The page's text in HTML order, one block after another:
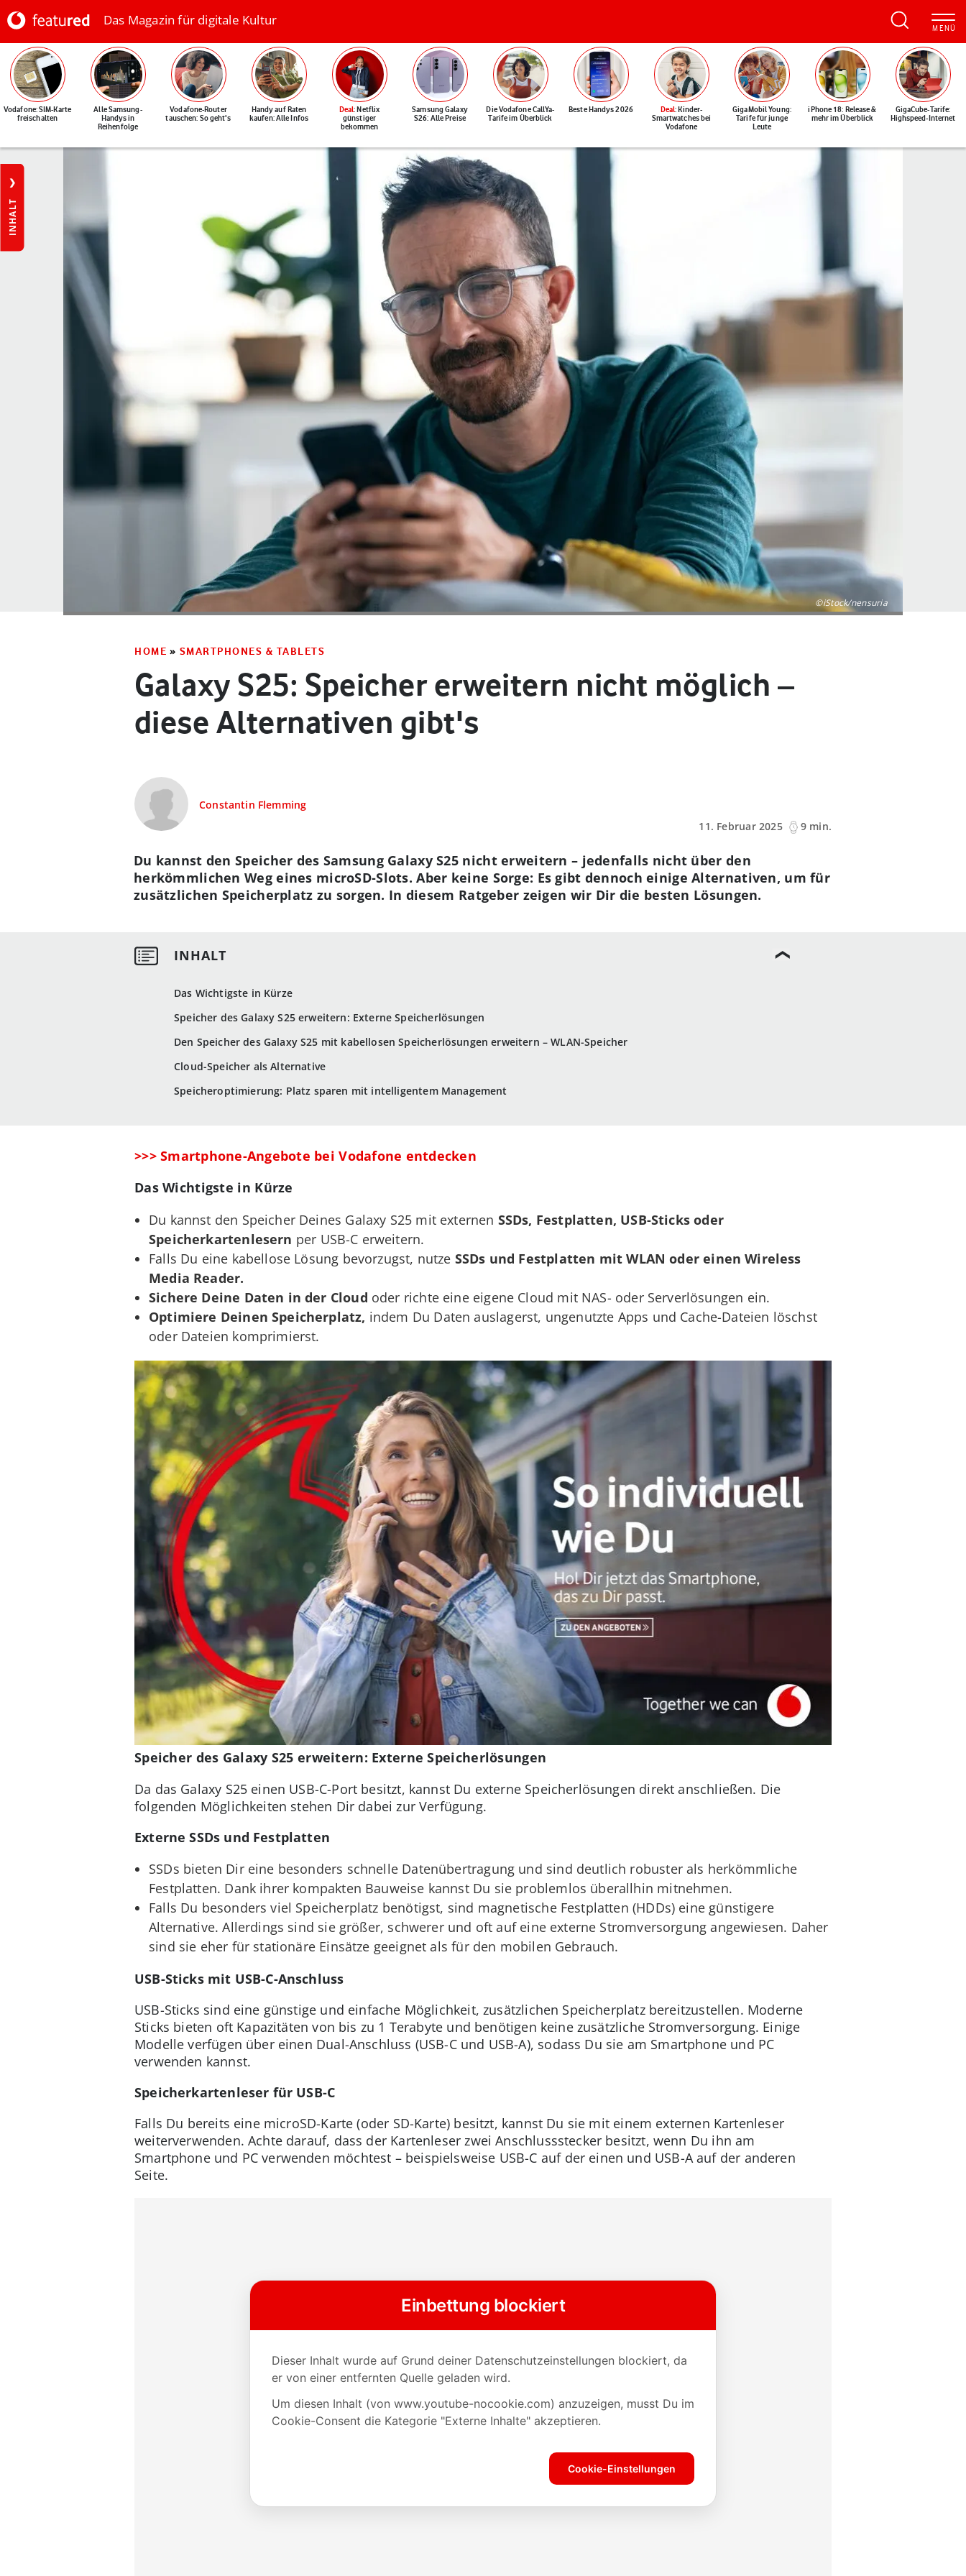
Das Magazin für digitale Kultur
Vodafone: SIM-Karte
freischalten
Alle Samsung-
Handys in
Reihenfolge
Vodafone-Router
tauschen: So geht's
Handy auf Raten
kaufen: Alle Infos
Deal: Netflix
günstiger
bekommen
Samsung Galaxy
S26: Alle Preise
Die Vodafone CallYa-
Tarife im Überblick
Beste Handys 2026 Deal: Kinder-
Smartwatches bei
Vodafone
GigaMobil Young:
Tarife für junge
Leute
iPhone 18: Release &
mehr im Überblick
GigaCube-Tarife:
Highspeed-Internet
INHALT
©iStock/nensuria
HOME » SMARTPHONES & TABLETS
Galaxy S25: Speicher erweitern nicht möglich –
diese Alternativen gibt's
Constantin Flemming
11. Februar 2025
9 min.
Das Wichtigste in Kürze
Speicher des Galaxy S25 erweitern: Externe Speicherlösungen
Den Speicher des Galaxy S25 mit kabellosen Speicherlösungen erweitern – WLAN-Speicher
Cloud-Speicher als Alternative
Speicheroptimierung: Platz sparen mit intelligentem Management
Du kannst den Speicher des Samsung Galaxy S25 nicht erweitern – jedenfalls nicht über den
herkömmlichen Weg eines microSD-Slots. Aber keine Sorge: Es gibt dennoch einige Alternativen, um für
zusätzlichen Speicherplatz zu sorgen. In diesem Ratgeber zeigen wir Dir die besten Lösungen.
>>> Smartphone-Angebote bei Vodafone entdecken
Das Wichtigste in Kürze
Du kannst den Speicher Deines Galaxy S25 mit externen SSDs, Festplatten, USB-Sticks oder
Speicherkartenlesern per USB-C erweitern.
Falls Du eine kabellose Lösung bevorzugst, nutze SSDs und Festplatten mit WLAN oder einen Wireless
Media Reader.
Sichere Deine Daten in der Cloud oder richte eine eigene Cloud mit NAS- oder Serverlösungen ein.
Optimiere Deinen Speicherplatz, indem Du Daten auslagerst, ungenutzte Apps und Cache-Dateien löschst
oder Dateien komprimierst.
Speicher des Galaxy S25 erweitern: Externe Speicherlösungen
Da das Galaxy S25 einen USB-C-Port besitzt, kannst Du externe Speicherlösungen direkt anschließen. Die
folgenden Möglichkeiten stehen Dir dabei zur Verfügung.
Externe SSDs und Festplatten
SSDs bieten Dir eine besonders schnelle Datenübertragung und sind deutlich robuster als herkömmliche
Festplatten. Dank ihrer kompakten Bauweise kannst Du sie problemlos überallhin mitnehmen.
Falls Du besonders viel Speicherplatz benötigst, sind magnetische Festplatten (HDDs) eine günstigere
Alternative. Allerdings sind sie größer, schwerer und oft auf eine externe Stromversorgung angewiesen. Daher
sind sie eher für stationäre Einsätze geeignet als für den mobilen Gebrauch.
USB-Sticks mit USB-C-Anschluss
USB-Sticks sind eine günstige und einfache Möglichkeit, zusätzlichen Speicherplatz bereitzustellen. Moderne
Sticks bieten oft Kapazitäten von bis zu 1 Terabyte und benötigen keine zusätzliche Stromversorgung. Einige
Modelle verfügen über einen Dual-Anschluss (USB-C und USB-A), sodass Du sie am Smartphone und PC
verwenden kannst.
Speicherkartenleser für USB-C
Falls Du bereits eine microSD-Karte (oder SD-Karte) besitzt, kannst Du sie mit einem externen Kartenleser
weiterverwenden. Achte darauf, dass der Kartenleser zwei Anschlussstecker besitzt, wenn Du ihn am
Smartphone und PC verwenden möchtest – beispielsweise USB-C auf der einen und USB-A auf der anderen
Seite.